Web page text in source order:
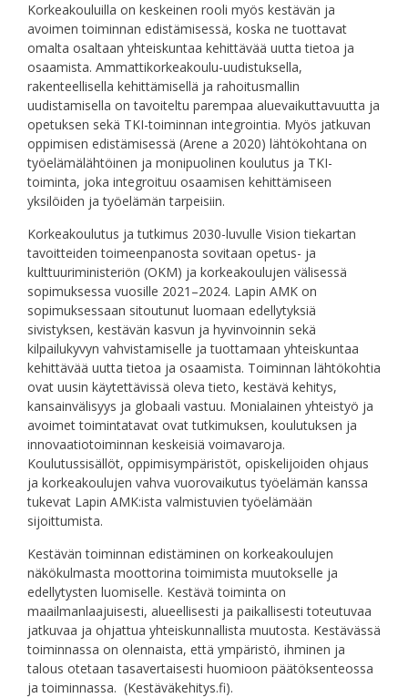
Korkeakouluilla on keskeinen rooli myös kestävän ja
avoimen toiminnan edistämisessä, koska ne tuottavat
omalta osaltaan yhteiskuntaa kehittävää uutta tietoa ja
osaamista. Ammattikorkeakoulu-uudistuksella,
rakenteellisella kehittämisellä ja rahoitusmallin
uudistamisella on tavoiteltu parempaa aluevaikuttavuutta ja
opetuksen sekä TKI-toiminnan integrointia. Myös jatkuvan
oppimisen edistämisessä (Arene a 2020) lähtökohtana on
työelämälähtöinen ja monipuolinen koulutus ja TKI-
toiminta, joka integroituu osaamisen kehittämiseen
yksilöiden ja työelämän tarpeisiin.
Korkeakoulutus ja tutkimus 2030-luvulle Vision tiekartan
tavoitteiden toimeenpanosta sovitaan opetus- ja
kulttuuriministeriön (OKM) ja korkeakoulujen välisessä
sopimuksessa vuosille 2021–2024. Lapin AMK on
sopimuksessaan sitoutunut luomaan edellytyksiä
sivistyksen, kestävän kasvun ja hyvinvoinnin sekä
kilpailukyvyn vahvistamiselle ja tuottamaan yhteiskuntaa
kehittävää uutta tietoa ja osaamista. Toiminnan lähtökohtia
ovat uusin käytettävissä oleva tieto, kestävä kehitys,
kansainvälisyys ja globaali vastuu. Monialainen yhteistyö ja
avoimet toimintatavat ovat tutkimuksen, koulutuksen ja
innovaatiotoiminnan keskeisiä voimavaroja.
Koulutussisällöt, oppimisympäristöt, opiskelijoiden ohjaus
ja korkeakoulujen vahva vuorovaikutus työelämän kanssa
tukevat Lapin AMK:ista valmistuvien työelämään
sijoittumista.
Kestävän toiminnan edistäminen on korkeakoulujen
näkökulmasta moottorina toimimista muutokselle ja
edellytysten luomiselle. Kestävä toiminta on
maailmanlaajuisesti, alueellisesti ja paikallisesti toteutuvaa
jatkuvaa ja ohjattua yhteiskunnallista muutosta. Kestävässä
toiminnassa on olennaista, että ympäristö, ihminen ja
talous otetaan tasavertaisesti huomioon päätöksenteossa
ja toiminnassa. (Kestäväkehitys.fi).